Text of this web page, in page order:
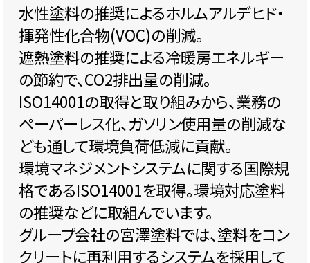
水性塗料の推奨によるホルムアルデヒド・
揮発性化合物(VOC)の削減。
遮熱塗料の推奨による冷暖房エネルギー
の節約で、CO2排出量の削減。
ISO14001の取得と取り組みから、業務の
ペーパーレス化、ガソリン使用量の削減な
ども通して環境負荷低減に貢献。
環境マネジメントシステムに関する国際規
格であるISO14001を取得。環境対応塗料
の推奨などに取組んでいます。
グループ会社の宮澤塗料では、塗料をコン
クリートに再利用するシステムを採用して